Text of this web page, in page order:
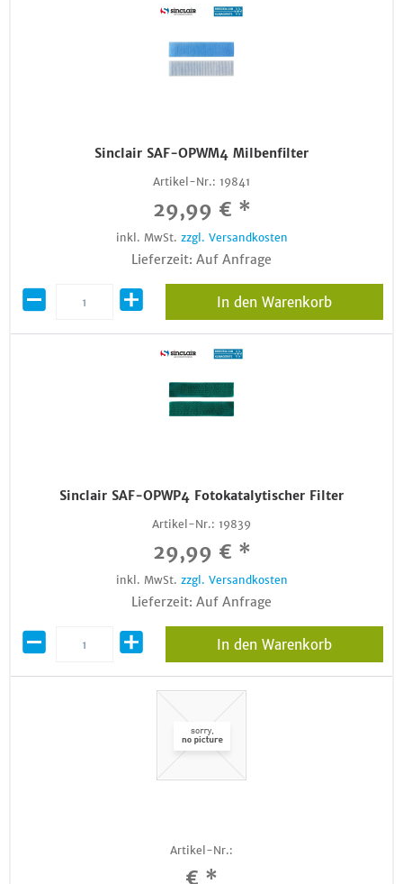
Sinclair SAF-OPWM4 Milbenfilter
Artikel-Nr.: 19841
29,99 € *
inkl. MwSt. zzgl. Versandkosten
Lieferzeit: Auf Anfrage
In den Warenkorb
Sinclair SAF-OPWP4 Fotokatalytischer Filter
Artikel-Nr.: 19839
29,99 € *
inkl. MwSt. zzgl. Versandkosten
Lieferzeit: Auf Anfrage
In den Warenkorb
Artikel-Nr.:
€ *